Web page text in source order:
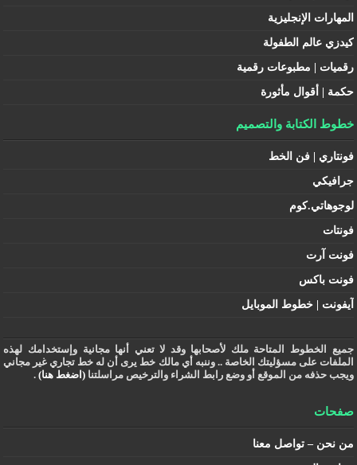
المهارات الإنجليزية
كيدزي عالم الطفولة
رقميات | مطبوعات رقمية
حكمة | أقوال مأثورة
خطوط الكتابة والتصميم
فونتاري | فن الخط
جرافيكي
لوجوهاتي.كوم
فونتات
فونت آرت
فونت باكس
آيفونت | خطوط الموبايل
جميع الخطوط المتاحة ملك لأصحابها وقد لا تعني أنها مجانية وإستخدامك لهذه
الملفات على مسؤليتك الخاصة .. وننبه أي مالك خط يرى أن له خط تجاري غير مجاني
ويجب حذفه من الموقع أو وضع رابط الشراء والترخيص مراسلتنا(اضغط هنا) .
صفحات
من نحن – تواصل معنا